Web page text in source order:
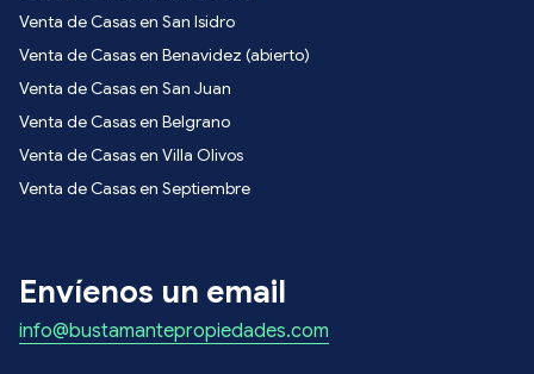
Venta de Casas en San Isidro
Venta de Casas en Benavidez (abierto)
Venta de Casas en San Juan
Venta de Casas en Belgrano
Venta de Casas en Villa Olivos
Venta de Casas en Septiembre
Envíenos un email
info@bustamantepropiedades.com